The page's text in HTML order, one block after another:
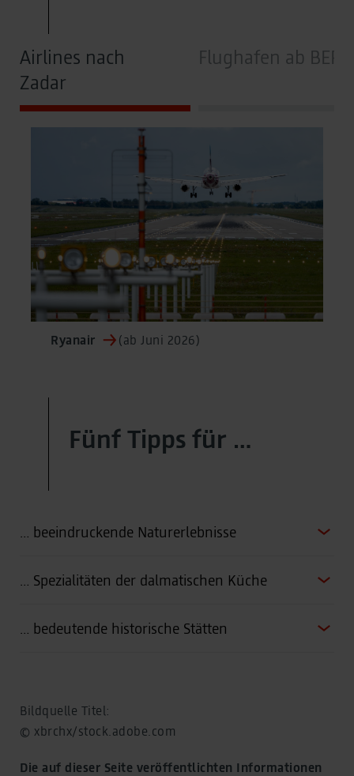
Airlines nach
Zadar
Flughafen ab BER
Ryanair (ab Juni 2026)
Fünf Tipps für …
… beeindruckende Naturerlebnisse
… Spezialitäten der dalmatischen Küche
… bedeutende historische Stätten
Bildquelle Titel:
© xbrchx/stock.adobe.com
Die auf dieser Seite veröffentlichten Informationen